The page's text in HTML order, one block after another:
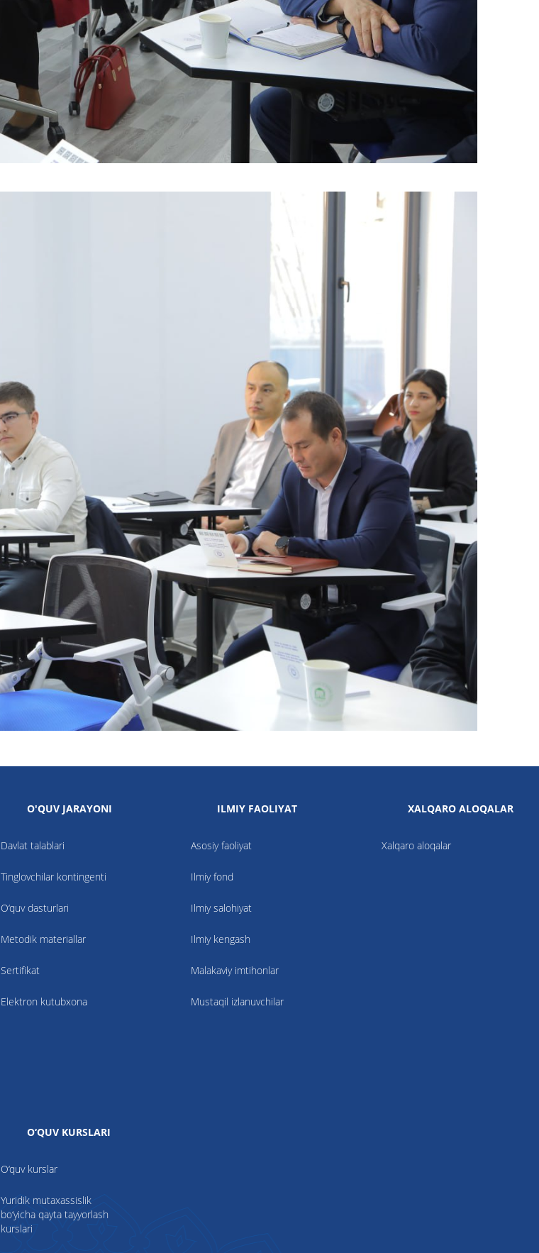
O'QUV JARAYONI
Davlat talablari
Tinglovchilar kontingenti
O‘quv dasturlari
Metodik materiallar
Sertifikat
Elektron kutubxona
ILMIY FAOLIYAT
Asosiy faoliyat
Ilmiy fond
Ilmiy salohiyat
Ilmiy kengash
Malakaviy imtihonlar
Mustaqil izlanuvchilar
XALQARO ALOQALAR
Xalqaro aloqalar
O‘QUV KURSLARI
O‘quv kurslar
Yuridik mutaxassislik
bo‘yicha qayta tayyorlash
kurslari